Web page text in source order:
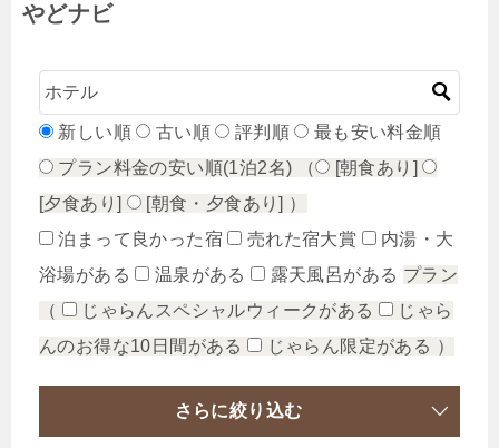
やどナビ
新しい順 古い順 評判順
最も安い料金順
プラン料金の安い順(1泊2名)
（
[朝食あり]
[夕食あり]
[朝食・夕食あり] ）
泊まって良かった宿
売れた宿大賞
内湯・大
浴場がある
温泉がある 露天風呂がある プラン
（
じゃらんスペシャルウィークがある
じゃら
んのお得な10日間がある
じゃらん限定がある ）
さらに絞り込む